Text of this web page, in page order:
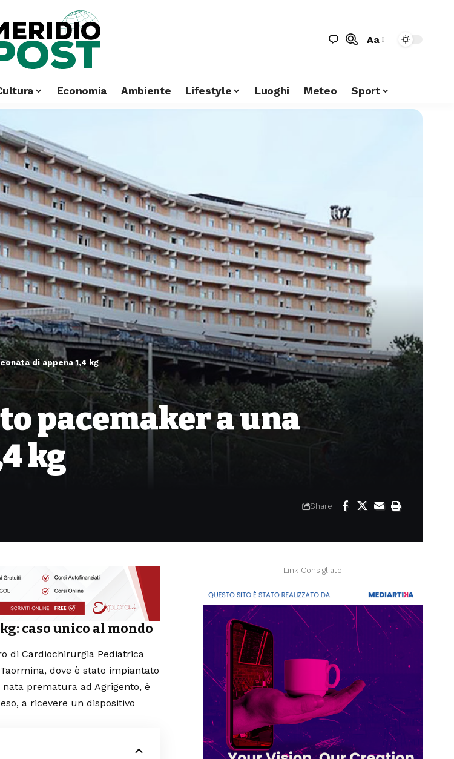
Aa
Economia Ambiente Lifestyle Luoghi Meteo Sport
di appena 1,4 kg
pacemaker a una
kg
Share
caso unico al mondo
di Cardiochirurgia Pediatrica
dove è stato impiantato
prematura ad Agrigento, è
a ricevere un dispositivo
- Link Consigliato -